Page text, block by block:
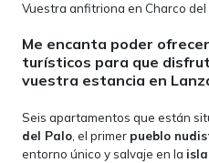
Vuestra anfitriona en Charco del
Me encanta poder
turísticos para que
vuestra estancia en
Seis apartamentos que están
del Palo , el primer pueblo
entorno único y salvaje en la